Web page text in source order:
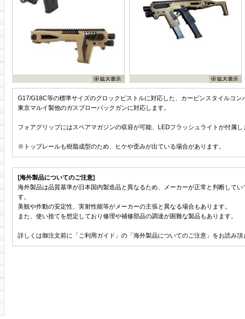
G17/G18C等の標準サイズのグロックピストルに対応した、カービンスタイルコン
東京マルイ製他のガスブローバックガンに対応します。
フォアグリップにはスペアマガジンの収容が可能、LEDフラッシュライトが付属し
※トップレールも樹脂成型のため、ヒケや歪みが出ている場合があります。
[海外製品についてのご注意]
海外製品は品質基準が日本国内製造品と異なるため、メーカーが正常と判断して
す。
美観や作動の安定性、実射性能等がメーカーの主張と異なる場合もあります。
また、使い捨てを想定しており修理や補修部品の調達が困難な製品もあります。
詳しくは御注文前に「ご利用ガイド」の「海外製品についてのご注意」をお読み頂